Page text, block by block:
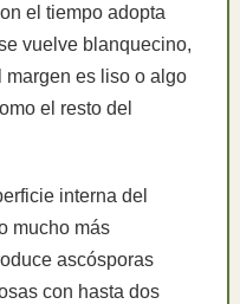
el tiempo adopta
vuelve blanquecino,
margen es liso o algo
el resto del
interna del
mucho más
ascósporas
con hasta dos